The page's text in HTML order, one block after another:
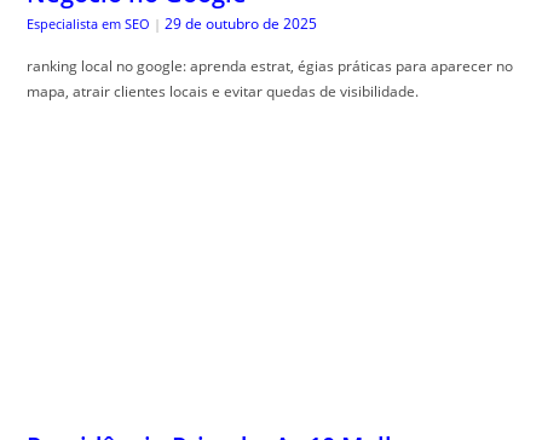
Especialista em SEO | 29 de outubro de 2025
ranking local no google: aprenda estrat, égias práticas para aparecer no
mapa, atrair clientes locais e evitar quedas de visibilidade.